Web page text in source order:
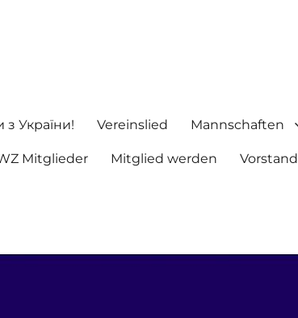
з України! Vereinslied Mannschaften
Mitglieder Mitglied werden Vorstand